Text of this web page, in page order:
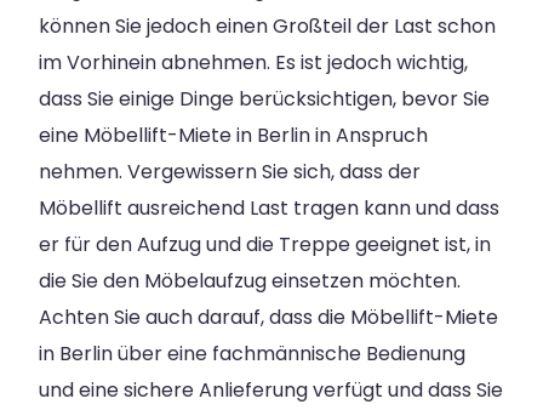
können Sie jedoch einen Großteil der Last schon
im Vorhinein abnehmen. Es ist jedoch wichtig,
dass Sie einige Dinge berücksichtigen, bevor Sie
eine Möbellift-Miete in Berlin in Anspruch
nehmen. Vergewissern Sie sich, dass der
Möbellift ausreichend Last tragen kann und dass
er für den Aufzug und die Treppe geeignet ist, in
die Sie den Möbelaufzug einsetzen möchten.
Achten Sie auch darauf, dass die Möbellift-Miete
in Berlin über eine fachmännische Bedienung
und eine sichere Anlieferung verfügt und dass Sie